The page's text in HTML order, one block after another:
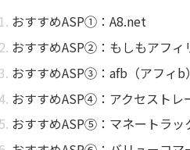
おすすめASP①：A8.net
おすすめASP②：もしもアフィ
おすすめASP③：afb（アフィb）
おすすめASP④：アクセストレ
おすすめASP⑤：マネートラッ